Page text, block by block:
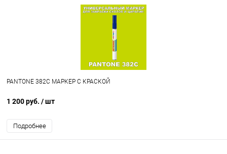
PANTONE 382C МАРКЕР С КРАСКОЙ
1 200 руб. / шт
Подробнее